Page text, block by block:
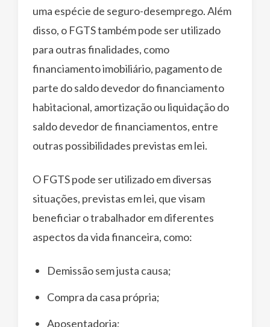
uma espécie de seguro-desemprego. Além
disso, o FGTS também pode ser utilizado
para outras finalidades, como
financiamento imobiliário, pagamento de
parte do saldo devedor do financiamento
habitacional, amortização ou liquidação do
saldo devedor de financiamentos, entre
outras possibilidades previstas em lei.
O FGTS pode ser utilizado em diversas
situações, previstas em lei, que visam
beneficiar o trabalhador em diferentes
aspectos da vida financeira, como:
Demissão sem justa causa;
Compra da casa própria;
Aposentadoria;